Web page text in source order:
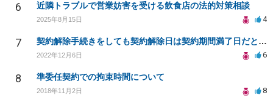
6 近隣トラブルで営業妨害を受ける飲食店の法的対策相談
2025年8月15日 4
7 契約解除手続きをしても契約解除日は契約期間満了日だと言われました。
2022年12月6日 6
8 準委任契約での拘束時間について
2018年11月2日 8